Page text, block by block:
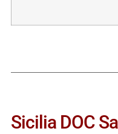
Sicilia DOC